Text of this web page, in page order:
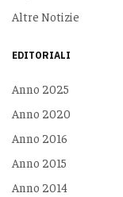
Altre Notizie
EDITORIALI
Anno 2025
Anno 2020
Anno 2016
Anno 2015
Anno 2014